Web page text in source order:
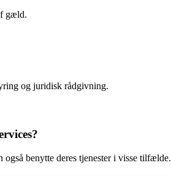
gæld.
og juridisk rådgivning.
benytte deres tjenester i visse tilfælde.